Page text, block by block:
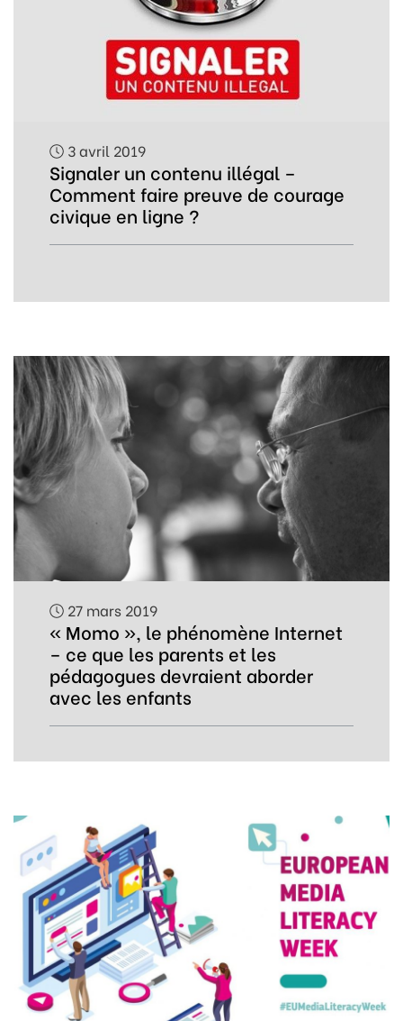
3 avril 2019
Signaler un contenu illégal –
Comment faire preuve de courage
civique en ligne ?
27 mars 2019
« Momo », le phénomène Internet
– ce que les parents et les
pédagogues devraient aborder
avec les enfants